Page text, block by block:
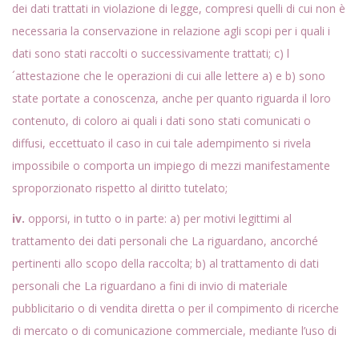
dei dati trattati in violazione di legge, compresi quelli di cui non è
necessaria la conservazione in relazione agli scopi per i quali i
dati sono stati raccolti o successivamente trattati; c) l
´attestazione che le operazioni di cui alle lettere a) e b) sono
state portate a conoscenza, anche per quanto riguarda il loro
contenuto, di coloro ai quali i dati sono stati comunicati o
diffusi, eccettuato il caso in cui tale adempimento si rivela
impossibile o comporta un impiego di mezzi manifestamente
sproporzionato rispetto al diritto tutelato;
iv. opporsi, in tutto o in parte: a) per motivi legittimi al
trattamento dei dati personali che La riguardano, ancorché
pertinenti allo scopo della raccolta; b) al trattamento di dati
personali che La riguardano a fini di invio di materiale
pubblicitario o di vendita diretta o per il compimento di ricerche
di mercato o di comunicazione commerciale, mediante l’uso di